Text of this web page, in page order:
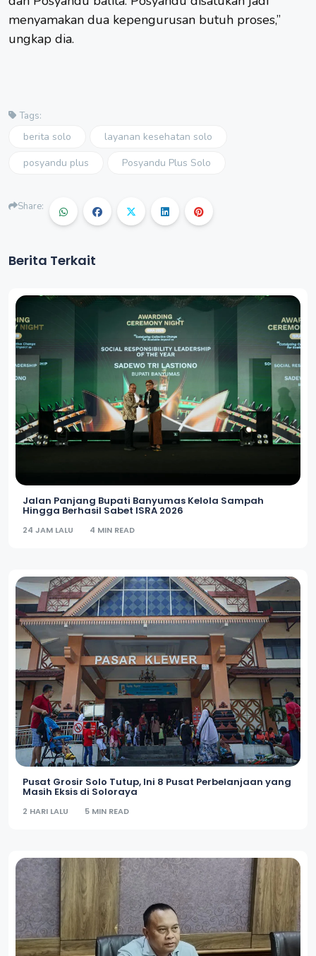
menyamakan dua kepengurusan butuh proses,”
ungkap dia.
Tags:
berita solo
layanan kesehatan solo
posyandu plus
Posyandu Plus Solo
Share:
Berita Terkait
Jalan Panjang Bupati Banyumas Kelola Sampah
Hingga Berhasil Sabet ISRA 2026
24 JAM LALU 4 MIN READ
Pusat Grosir Solo Tutup, Ini 8 Pusat Perbelanjaan yang
Masih Eksis di Soloraya
2 HARI LALU 5 MIN READ